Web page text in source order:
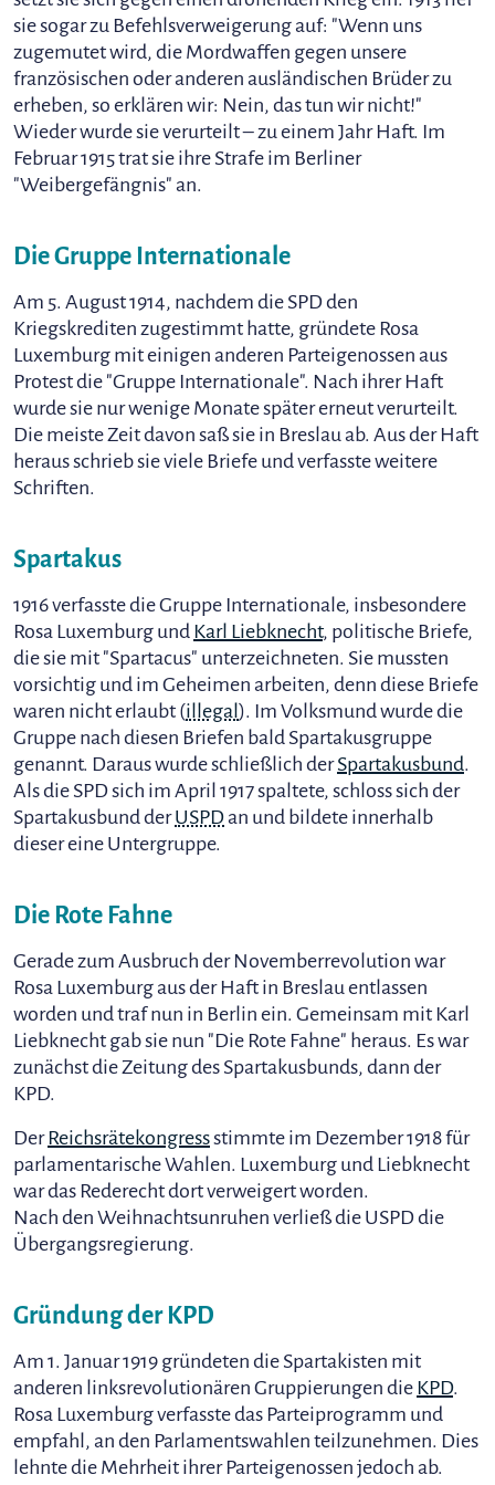
sie sogar zu Befehlsverweigerung auf: "Wenn uns
zugemutet wird, die Mordwaffen gegen unsere
französischen oder anderen ausländischen Brüder zu
erheben, so erklären wir: Nein, das tun wir nicht!"
Wieder wurde sie verurteilt – zu einem Jahr Haft. Im
Februar 1915 trat sie ihre Strafe im Berliner
"Weibergefängnis" an.
Die Gruppe Internationale
Am 5. August 1914, nachdem die SPD den
Kriegskrediten zugestimmt hatte, gründete Rosa
Luxemburg mit einigen anderen Parteigenossen aus
Protest die "Gruppe Internationale". Nach ihrer Haft
wurde sie nur wenige Monate später erneut verurteilt.
Die meiste Zeit davon saß sie in Breslau ab. Aus der Haft
heraus schrieb sie viele Briefe und verfasste weitere
Schriften.
Spartakus
1916 verfasste die Gruppe Internationale, insbesondere
Rosa Luxemburg und Karl Liebknecht, politische Briefe,
die sie mit "Spartacus" unterzeichneten. Sie mussten
vorsichtig und im Geheimen arbeiten, denn diese Briefe
waren nicht erlaubt (illegal). Im Volksmund wurde die
Gruppe nach diesen Briefen bald Spartakusgruppe
genannt. Daraus wurde schließlich derSpartakusbund.
Als die SPD sich im April 1917 spaltete, schloss sich der
Spartakusbund derUSPDan und bildete innerhalb
dieser eine Untergruppe.
Die Rote Fahne
Gerade zum Ausbruch der Novemberrevolution war
Rosa Luxemburg aus der Haft in Breslau entlassen
worden und traf nun in Berlin ein. Gemeinsam mit Karl
Liebknecht gab sie nun "Die Rote Fahne" heraus. Es war
zunächst die Zeitung des Spartakusbunds, dann der
KPD.
DerReichsrätekongressstimmte im Dezember 1918 für
parlamentarische Wahlen. Luxemburg und Liebknecht
war das Rederecht dort verweigert worden.
Nach den Weihnachtsunruhen verließ die USPD die
Übergangsregierung.
Gründung der KPD
Am 1. Januar 1919 gründeten die Spartakisten mit
anderen linksrevolutionären Gruppierungen die KPD.
Rosa Luxemburg verfasste das Parteiprogramm und
empfahl, an den Parlamentswahlen teilzunehmen. Dies
lehnte die Mehrheit ihrer Parteigenossen jedoch ab.